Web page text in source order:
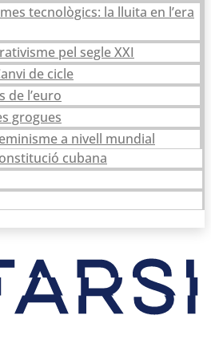
tecnològics: la lluita en l’era
pel segle XXI
de cicle
de l’euro
grogues
a nivell mundial
cubana